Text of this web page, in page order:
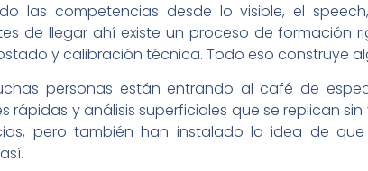
las competencias desde lo visible, el
de llegar ahí existe un proceso de formación
y calibración técnica. Todo eso construye
personas están entrando al café de
y análisis superficiales que se replican
pero también han instalado la idea de